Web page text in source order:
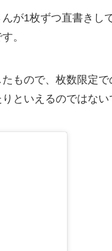
が1枚ずつ直書きし
。
もので、枚数限定
といえるのではない